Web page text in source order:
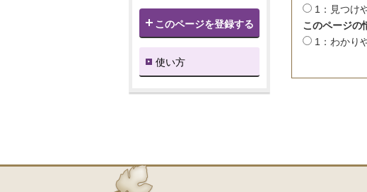
このページを登録する
使い方
1：見つけ
このページの
1：わかり